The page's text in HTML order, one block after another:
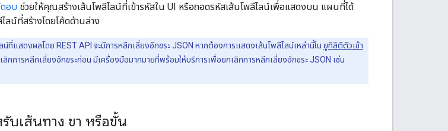
ตอบ ช่วยให้คุณสร้างเส้นโพลีไลน์ที่เข้ารหัสใน UI หรือถอดรหัสเส้นโพลีไลน์เพื่อแสดงบน แผนที่ได้
ลน์ที่สร้างโดยโค้ดด้านล่าง
น์ที่แสดงผลโดย REST API จะมีการหลีกเลี่ยงอักขระ JSON หากต้องการแสดงเส้นโพลีไลน์เหล่านี้ใน ยูทิลิตีตัวเข้า
กการหลีกเลี่ยงอักขระก่อน มีเครื่องมือมากมายที่พร้อมให้บริการเพื่อยกเลิกการหลีกเลี่ยงอักขระ JSON เช่น
บเส้นทาง ขา หรือขั้น